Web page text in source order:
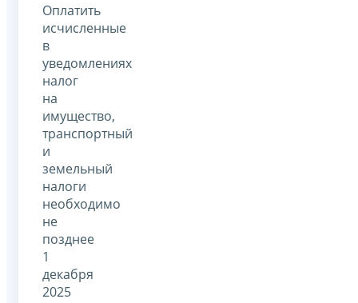
Оплатить
исчисленные
в
уведомлениях
налог
на
имущество,
транспортный
и
земельный
налоги
необходимо
не
позднее
1
декабря
2025